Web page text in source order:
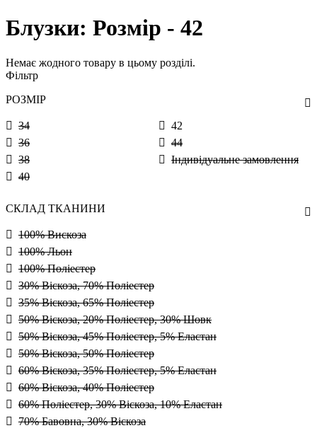
Блузки: Розмір - 42
Немає жодного товару в цьому розділі.
Фільтр
РОЗМІР
34
36
38
40
42
44
Індивідуальне замовлення
СКЛАД ТКАНИНИ
100% Вискоза
100% Льон
100% Поліестер
30% Віскоза, 70% Поліестер
35% Віскоза, 65% Поліестер
50% Віскоза, 20% Поліестер, 30% Шовк
50% Віскоза, 45% Поліестер, 5% Еластан
50% Віскоза, 50% Поліестер
60% Віскоза, 35% Поліестер, 5% Еластан
60% Віскоза, 40% Поліестер
60% Поліестер, 30% Віскоза, 10% Еластан
70% Бавовна, 30% Віскоза